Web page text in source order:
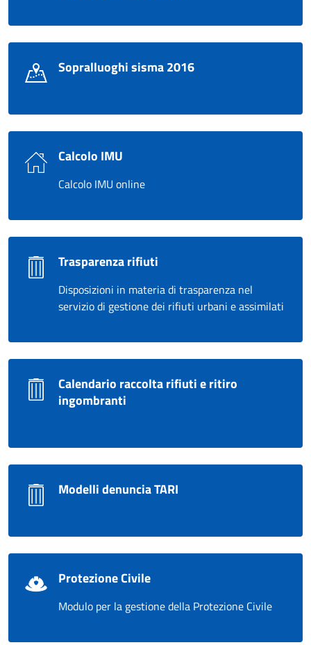
Sopralluoghi sisma 2016
Calcolo IMU
Calcolo IMU online
Trasparenza rifiuti
Disposizioni in materia di trasparenza nel
servizio di gestione dei rifiuti urbani e assimilati
Calendario raccolta rifiuti e ritiro
ingombranti
Modelli denuncia TARI
Protezione Civile
Modulo per la gestione della Protezione Civile